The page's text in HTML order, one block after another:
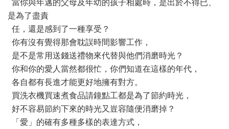
當你與年邁的父母及年幼的孩子相處時，是出於不得已、
是為了盡責
任，還是感到了一種享受？
你有沒有覺得那會耽誤時間影響工作，
是不是常用送錢送禮物來代替與他們消磨時光？
你和你的愛人當然都很忙，你們知道在這樣的年代，
各自都有長進才能更好地擁有對方。
買洗衣機買速煮食品請鐘點工都是為了節約時光，
好不容易節約下來的時光又豈容隨便消磨掉？
「愛」的確有多種多樣的表達方式，